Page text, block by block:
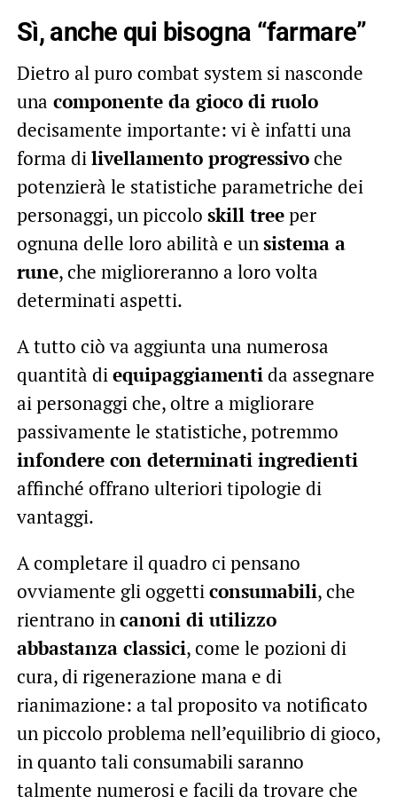
Sì, anche qui bisogna “farmare”
Dietro al puro combat system si nasconde
una componente da gioco di ruolo
decisamente importante: vi è infatti una
forma dilivellamento progressivoche
potenzierà le statistiche parametriche dei
personaggi, un piccolo skill treeper
ognuna delle loro abilità e unsistema a
rune, che miglioreranno a loro volta
determinati aspetti.
A tutto ciò va aggiunta una numerosa
quantità diequipaggiamentida assegnare
ai personaggi che, oltre a migliorare
passivamente le statistiche, potremmo
infondere con determinati ingredienti
affinché offrano ulteriori tipologie di
vantaggi.
A completare il quadro ci pensano
ovviamente gli oggetticonsumabili, che
rientrano incanoni di utilizzo
abbastanza classici, come le pozioni di
cura, di rigenerazione mana e di
rianimazione: a tal proposito va notificato
un piccolo problema nell’equilibrio di gioco,
in quanto tali consumabili saranno
talmente numerosi e facili da trovare che